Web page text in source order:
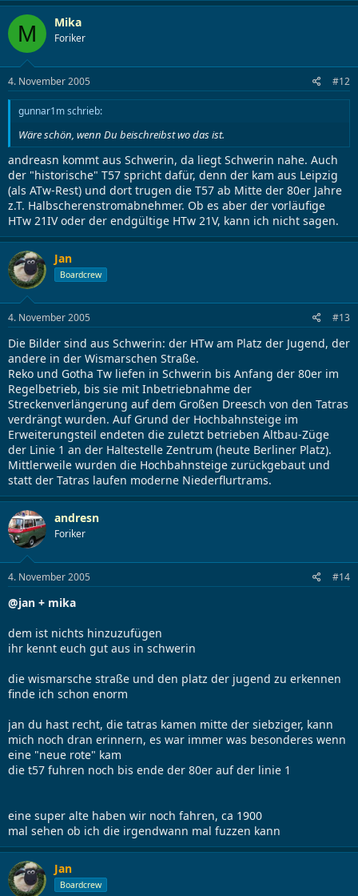
M Mika
Foriker
4. November 2005 #12
gunnar1m schrieb:
Wäre schön, wenn Du beischreibst wo das ist.
andreasn kommt aus Schwerin, da liegt Schwerin nahe. Auch
der "historische" T57 spricht dafür, denn der kam aus Leipzig
(als ATw-Rest) und dort trugen die T57 ab Mitte der 80er Jahre
z.T. Halbscherenstromabnehmer. Ob es aber der vorläufige
HTw 21IV oder der endgültige HTw 21V, kann ich nicht sagen.
Jan
Boardcrew
4. November 2005 #13
Die Bilder sind aus Schwerin: der HTw am Platz der Jugend, der
andere in der Wismarschen Straße.
Reko und Gotha Tw liefen in Schwerin bis Anfang der 80er im
Regelbetrieb, bis sie mit Inbetriebnahme der
Streckenverlängerung auf dem Großen Dreesch von den Tatras
verdrängt wurden. Auf Grund der Hochbahnsteige im
Erweiterungsteil endeten die zuletzt betrieben Altbau-Züge
der Linie 1 an der Haltestelle Zentrum (heute Berliner Platz).
Mittlerweile wurden die Hochbahnsteige zurückgebaut und
statt der Tatras laufen moderne Niederflurtrams.
andresn
Foriker
4. November 2005 #14
@jan + mika
dem ist nichts hinzuzufügen
ihr kennt euch gut aus in schwerin
die wismarsche straße und den platz der jugend zu erkennen
finde ich schon enorm
jan du hast recht, die tatras kamen mitte der siebziger, kann
mich noch dran erinnern, es war immer was besonderes wenn
eine "neue rote" kam
die t57 fuhren noch bis ende der 80er auf der linie 1
eine super alte haben wir noch fahren, ca 1900
mal sehen ob ich die irgendwann mal fuzzen kann
Jan
Boardcrew